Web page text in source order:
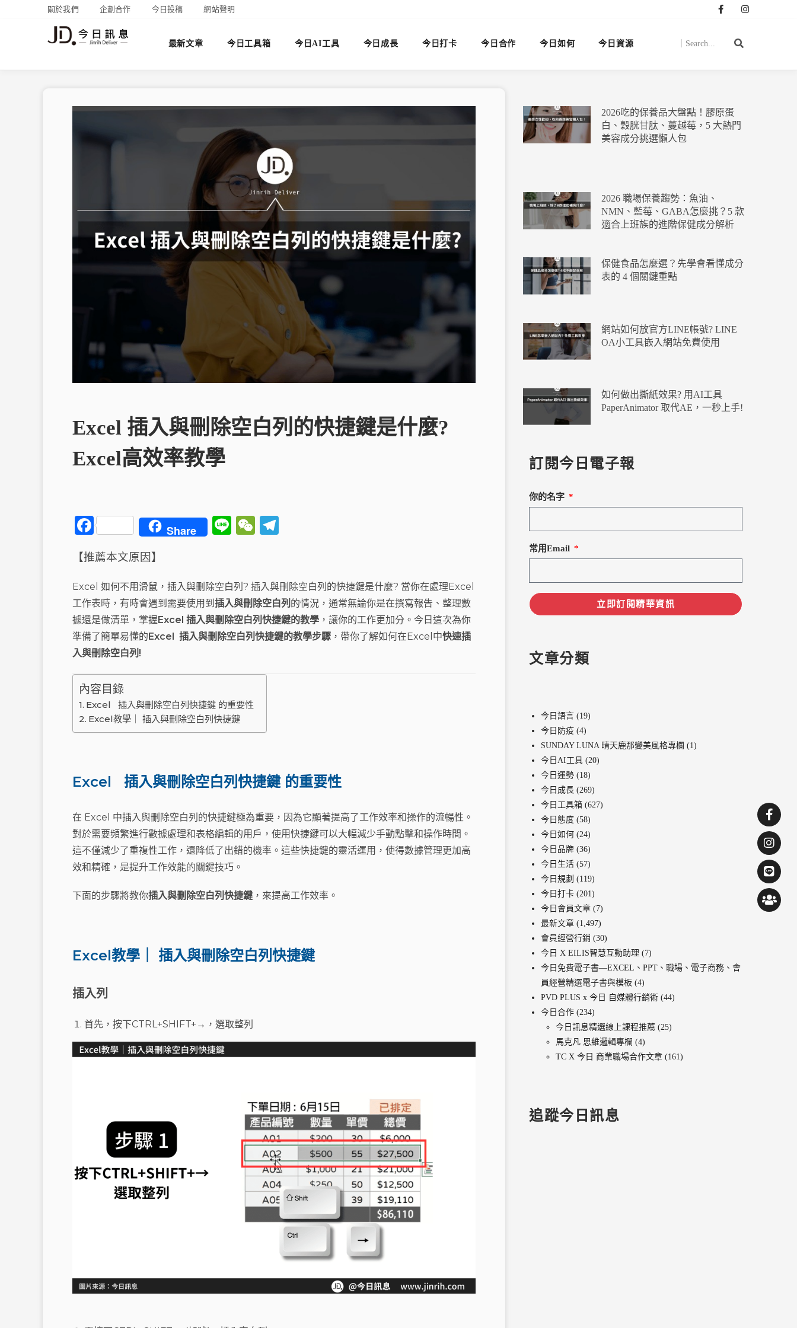
關於我們 企劃合作 今日投稿 網站聲明
最新文章 今日工具箱 今日AI工具 今日成長 今日打卡 今日合作 今日如何 今日資源
Excel 插入與刪除空白列的快捷鍵是什麼?
Excel高效率教學
F
c
e
b
o
o
k
Share
Li W
h
a
t
g
ra
m
【推薦本文原因】
Excel 如何不用滑鼠，插入與刪除空白列? 插入與刪除空白列的快捷鍵是什麼? 當你在處理Excel
工作表時，有時會遇到需要使用到 插入與刪除空白列 的情況，通常無論你是在撰寫報告、整理數
據還是做清單，掌握 Excel 插入與刪除空白列快捷鍵的教學 ，讓你的工作更加分。今日這次為你
準備了簡單易懂的 Excel 插入與刪除空白列快捷鍵的教學步驟 ，帶你了解如何在Excel中快速插
入與刪除空白列!
內容目錄
Excel 插入與刪除空白列快捷鍵 的重要性
Excel教學｜ 插入與刪除空白列快捷鍵
Excel 插入與刪除空白列快捷鍵 的重要性
在 Excel 中插入與刪除空白列的快捷鍵極為重要，因為它顯著提高了工作效率和操作的流暢性。
對於需要頻繁進行數據處理和表格編輯的用戶，使用快捷鍵可以大幅減少手動點擊和操作時間。
這不僅減少了重複性工作，還降低了出錯的機率。這些快捷鍵的靈活運用，使得數據管理更加高
效和精確，是提升工作效能的關鍵技巧。
下面的步驟將教你插入與刪除空白列快捷鍵 ，來提高工作效率。
Excel教學｜ 插入與刪除空白列快捷鍵
插入列
首先，按下CTRL+SHIFT+→，選取整列
2026吃的保養品大盤點！膠原蛋
白、穀胱甘肽、蔓越莓，5 大熱門
美容成分挑選懶人包
2026 職場保養趨勢：魚油、
NMN、藍莓、GABA怎麼挑？5 款
適合上班族的進階保健成分解析
保健食品怎麼選？先學會看懂成分
表的 4 個關鍵重點
網站如何放官方LINE帳號? LINE
OA小工具嵌入網站免費使用
如何做出撕紙效果? 用AI工具
PaperAnimator 取代AE，一秒上手!
訂閱今日電子報
你的名字
常用Email
立即訂閱精華資訊
文章分類
今日語言 (19)
今日防疫 (4)
SUNDAY LUNA 晴天鹿那變美風格專欄 (1)
今日AI工具 (20)
今日運勢 (18)
今日成長 (269)
今日工具箱 (627)
今日態度 (58)
今日如何 (24)
今日品牌 (36)
今日生活 (57)
今日規劃 (119)
今日打卡 (201)
今日會員文章 (7)
最新文章 (1,497)
會員經營行銷 (30)
今日 X EILIS智慧互動助理 (7)
今日免費電子書—EXCEL、PPT、職場、電子商務、會
員經營精選電子書與模板 (4)
PVD PLUS x 今日 自媒體行銷術 (44)
今日合作 (234)
今日訊息精選線上課程推薦 (25)
馬克凡 思維邏輯專欄 (4)
TC X 今日 商業職場合作文章 (161)
追蹤今日訊息